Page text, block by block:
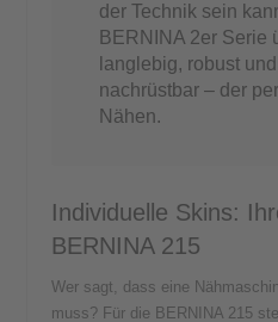
der Technik sein
BERNINA 2er Serie
langlebig, robust
nachrüstbar – der
Nähen.
Individuelle Skins:
BERNINA 215
Wer sagt, dass eine
muss? Für die BERNINA 215